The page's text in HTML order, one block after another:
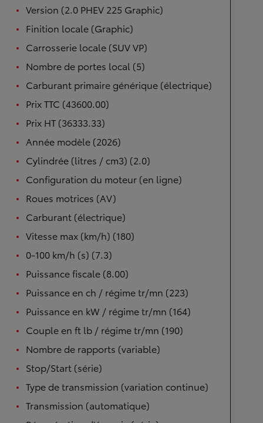
Version (2.0 PHEV 225 Graphic)
Finition locale (Graphic)
Carrosserie locale (SUV VP)
Nombre de portes local (5)
Carburant primaire générique (électrique)
Prix TTC (43600.00)
Prix HT (36333.33)
Année modèle (2026)
Cylindrée (litres / cm3) (2.0)
Configuration du moteur (en ligne)
Roues motrices (AV)
Carburant (électrique)
Vitesse max (km/h) (180)
0-100 km/h (s) (7.3)
Puissance fiscale (8.00)
Puissance en ch / régime tr/mn (223)
Puissance en kW / régime tr/mn (164)
Couple en ft lb / régime tr/mn (190)
Nombre de rapports (variable)
Stop/Start (série)
Type de transmission (variation continue)
Transmission (automatique)